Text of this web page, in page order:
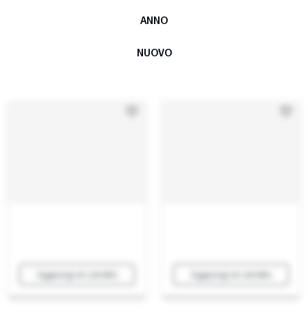
ANNO
NUOVO
Aggiungi al carrello Aggiungi al carrello